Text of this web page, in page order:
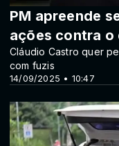
14/09/2025 • 10:47
PM apreende
ações contra o
Cláudio Castro quer
com fuzis